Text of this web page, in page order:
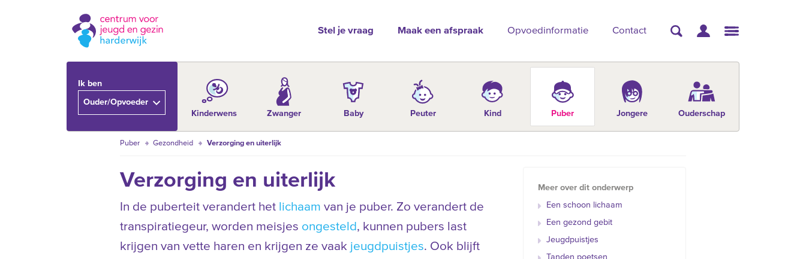
Stel je vraag Maak een afspraak Opvoedinformatie Contact
Ik ben
Ouder/Opvoeder
Kinderwens
Zwanger Baby Peuter Kind Puber Jongere Ouderschap
Puber Gezondheid Verzorging en uiterlijk
Verzorging en uiterlijk
In de puberteit verandert het lichaam van je puber. Zo verandert de
transpiratiegeur, worden meisjes ongesteld, kunnen pubers last
krijgen van vette haren en krijgen ze vaak jeugdpuistjes. Ook blijft
Meer over dit onderwerp
Een schoon lichaam
Een gezond gebit
Jeugdpuistjes
Tanden poetsen